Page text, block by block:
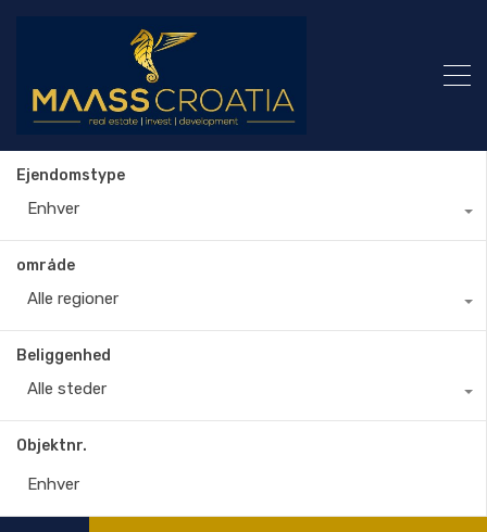
Ejendomstype
Enhver
område
Alle regioner
Beliggenhed
Alle steder
Objektnr.